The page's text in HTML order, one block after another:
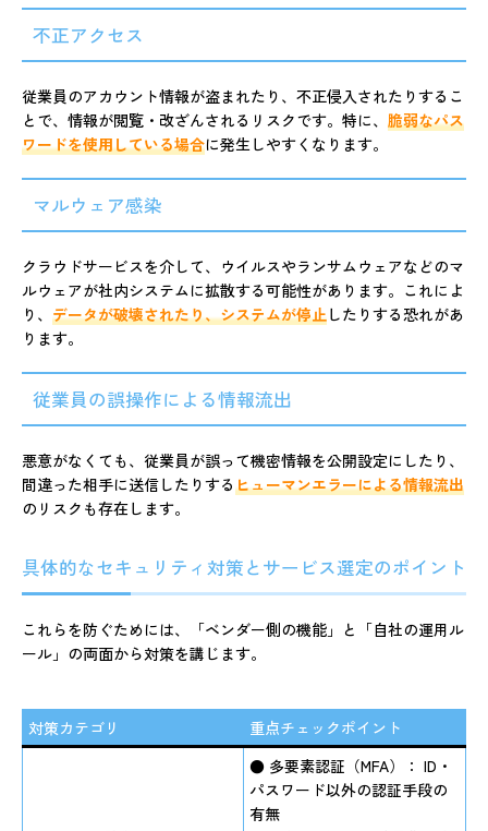
不正アクセス
従業員のアカウント情報が盗まれたり、不正侵入されたりするこ
とで、情報が閲覧・改ざんされるリスクです。特に、 脆弱なパス
ワードを使用している場合に発生しやすくなります。
マルウェア感染
クラウドサービスを介して、ウイルスやランサムウェアなどのマ
ルウェアが社内システムに拡散する可能性があります。これによ
り、 データが破壊されたり、システムが停止したりする恐れがあ
ります。
従業員の誤操作による情報流出
悪意がなくても、従業員が誤って機密情報を公開設定にしたり、
間違った相手に送信したりするヒューマンエラーによる情報流出
のリスクも存在します。
具体的なセキュリティ対策とサービス選定のポイント
これらを防ぐためには、「ベンダー側の機能」と「自社の運用ル
ール」の両面から対策を講じます。
対策カテゴリ 重点チェックポイント
● 多要素認証（MFA）： ID・
パスワード以外の認証手段の
有無